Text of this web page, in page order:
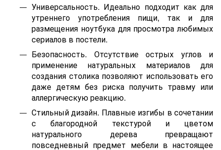
Универсальность. Идеально подходит как для
утреннего употребления пищи, так и для
размещения ноутбука для просмотра любимых
сериалов в постели.
Безопасность. Отсутствие острых углов и
применение натуральных материалов для
создания столика позволяют использовать его
даже детям без риска получить травму или
аллергическую реакцию.
Стильный дизайн. Плавные изгибы в сочетании
с благородной текстурой и цветом
натурального дерева превращают
повседневный предмет мебели в настоящее